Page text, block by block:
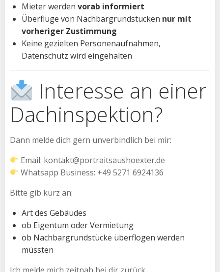
Mieter werden vorab informiert
Überflüge von Nachbargrundstücken nur mit
vorheriger Zustimmung
Keine gezielten Personenaufnahmen,
Datenschutz wird eingehalten
Interesse an einer
Dachinspektion?
Dann melde dich gern unverbindlich bei mir:
Email: kontakt@portraitsaushoexter.de
Whatsapp Business: +49 5271 6924136
Bitte gib kurz an:
Art des Gebäudes
ob Eigentum oder Vermietung
ob Nachbargrundstücke überflogen werden
müssten